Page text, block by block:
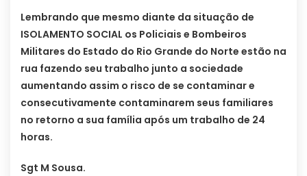
Lembrando que mesmo diante da situação de
ISOLAMENTO SOCIAL os Policiais e Bombeiros
Militares do Estado do Rio Grande do Norte estão na
rua fazendo seu trabalho junto a sociedade
aumentando assim o risco de se contaminar e
consecutivamente contaminarem seus familiares
no retorno a sua família após um trabalho de 24
horas.
Sgt M Sousa.